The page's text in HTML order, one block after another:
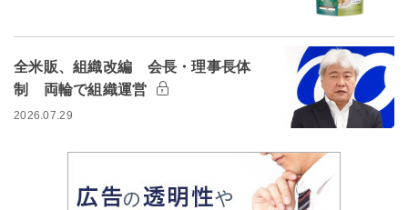
全米販、組織改編 会長・理事長体
制 両輪で組織運営
2026.07.29